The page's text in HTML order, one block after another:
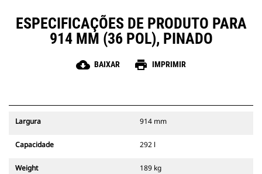
ESPECIFICAÇÕES DE PRODUTO PARA
914 MM (36 POL), PINADO
cloud_download BAIXAR print IMPRIMIR
Largura 914 mm
Capacidade 292 l
Weight 189 kg